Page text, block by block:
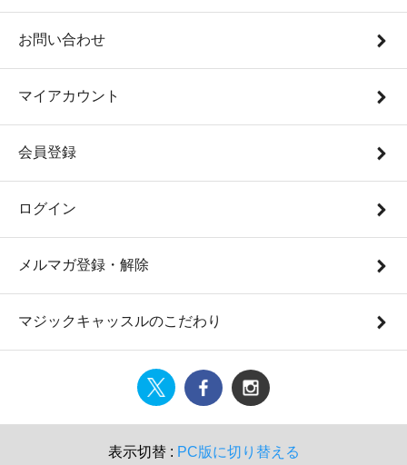
お問い合わせ
マイアカウント
会員登録
ログイン
メルマガ登録・解除
マジックキャッスルのこだわり
表示切替 : PC版に切り替える